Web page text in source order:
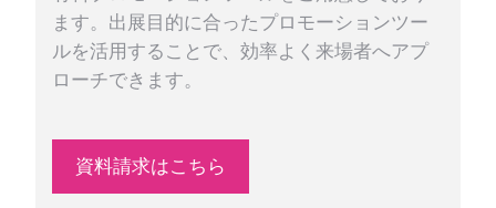
ます。出展目的に合ったプロモーションツー
ルを活用することで、効率よく来場者へアプ
ローチできます。
資料請求はこちら